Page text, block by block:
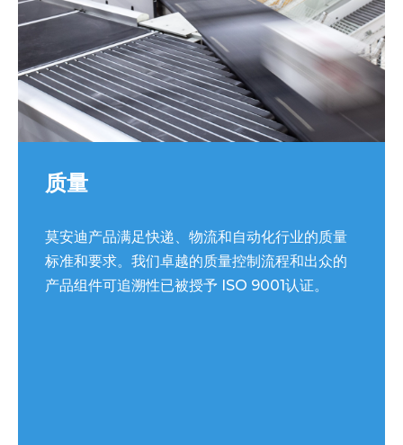
质量
莫安迪产品满足快递、物流和自动化行业的质量
标准和要求。我们卓越的质量控制流程和出众的
产品组件可追溯性已被授予 ISO 9001认证。​​​​​​​